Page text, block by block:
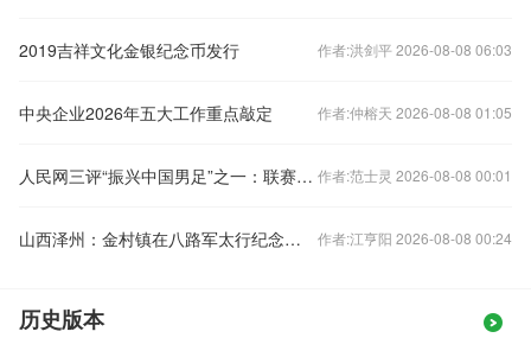
2019吉祥文化金银纪念币发行 作者:洪剑平 2026-08-08 06:03
中央企业2026年五大工作重点敲定 作者:仲榕天 2026-08-08 01:05
人民网三评“振兴中国男足”之一：联赛是根本，不折腾！ 作者:范士灵 2026-08-08 00:01
山西泽州：金村镇在八路军太行纪念馆开展党史学习教育 作者:江亨阳 2026-08-08 00:24
历史版本